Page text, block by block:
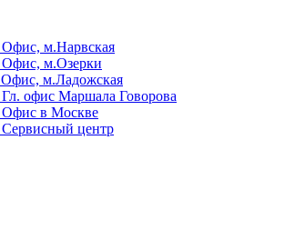
Офис, м.Нарвская
Офис, м.Озерки
Офис, м.Ладожская
Гл. офис Маршала Говорова
Офис в Москве
Сервисный центр